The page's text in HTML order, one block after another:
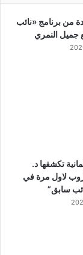
من برنامج «نائب
جميل النمري
تكشفها د.
لاول مرة في
سابق”